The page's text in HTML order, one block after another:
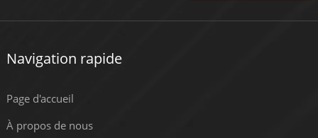
Navigation rapide
Page d'accueil
À propos de nous